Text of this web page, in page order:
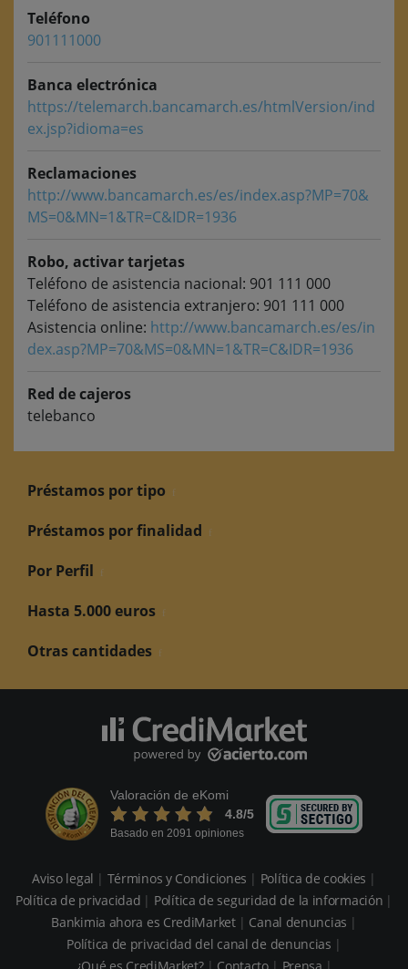
Teléfono
901111000
Banca electrónica
https://telemarch.bancamarch.es/htmlVersion/ind
ex.jsp?idioma=es
Reclamaciones
http://www.bancamarch.es/es/index.asp?MP=70&
MS=0&MN=1&TR=C&IDR=1936
Robo, activar tarjetas
Teléfono de asistencia nacional: 901 111 000
Teléfono de asistencia extranjero: 901 111 000
Asistencia online: http://www.bancamarch.es/es/in
dex.asp?MP=70&MS=0&MN=1&TR=C&IDR=1936
Red de cajeros
telebanco
Préstamos por tipo
Préstamos por finalidad
Por Perfil
Hasta 5.000 euros
Otras cantidades
Valoración de eKomi
4.8/5
Basado en 2091 opiniones
Aviso legal Términos y Condiciones
Política de cookies
Política de privacidad
Política de seguridad de la información
Bankimia ahora es CrediMarket
Canal denuncias
Política de privacidad del canal de denuncias
¿Qué es CrediMarket?
Contacto Prensa